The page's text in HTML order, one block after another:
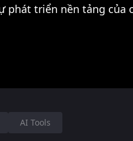
phát triển nền tảng của
AI Tools